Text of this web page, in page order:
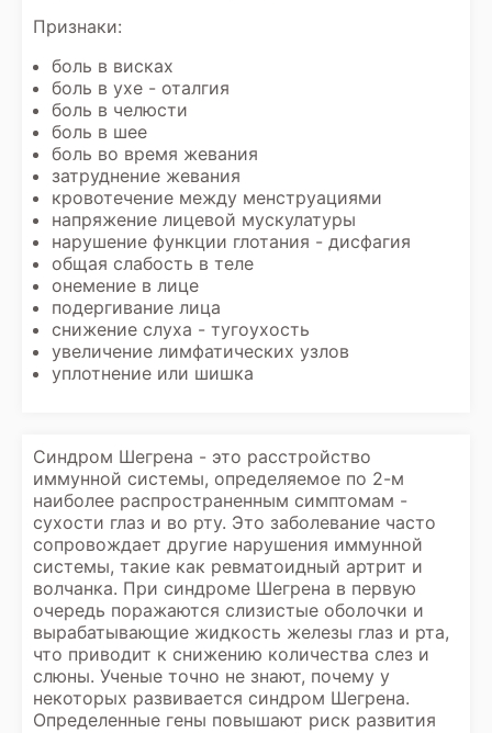
Признаки:
боль в висках
боль в ухе - оталгия
боль в челюсти
боль в шее
боль во время жевания
затруднение жевания
кровотечение между менструациями
напряжение лицевой мускулатуры
нарушение функции глотания - дисфагия
общая слабость в теле
онемение в лице
подергивание лица
снижение слуха - тугоухость
увеличение лимфатических узлов
уплотнение или шишка
Синдром Шегрена - это расстройство
иммунной системы, определяемое по 2-м
наиболее распространенным симптомам -
сухости глаз и во рту. Это заболевание часто
сопровождает другие нарушения иммунной
системы, такие как ревматоидный артрит и
волчанка. При синдроме Шегрена в первую
очередь поражаются слизистые оболочки и
вырабатывающие жидкость железы глаз и рта,
что приводит к снижению количества слез и
слюны. Ученые точно не знают, почему у
некоторых развивается синдром Шегрена.
Определенные гены повышают риск развития